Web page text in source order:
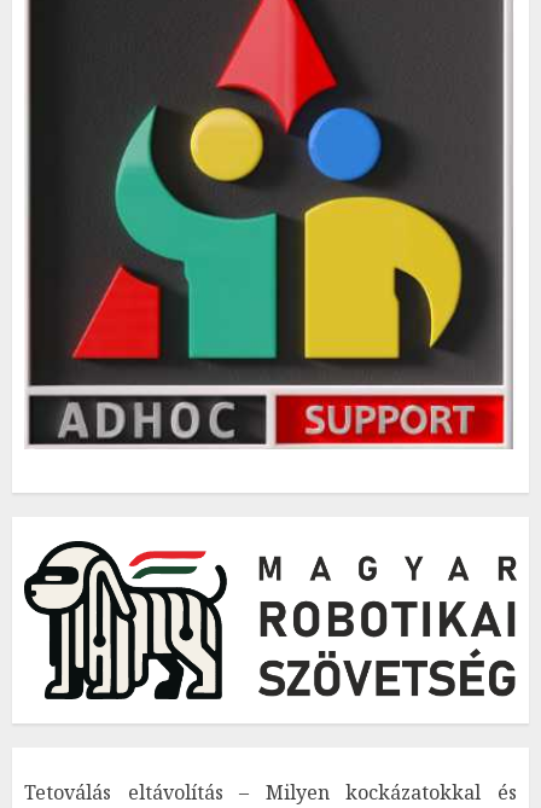
Tetoválás eltávolítás – Milyen kockázatokkal és